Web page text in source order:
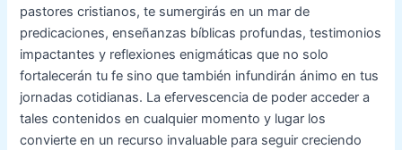
pastores cristianos, te sumergirás en un mar de
predicaciones, enseñanzas bíblicas profundas, testimonios
impactantes y reflexiones enigmáticas que no solo
fortalecerán tu fe sino que también infundirán ánimo en tus
jornadas cotidianas. La efervescencia de poder acceder a
tales contenidos en cualquier momento y lugar los
convierte en un recurso invaluable para seguir creciendo